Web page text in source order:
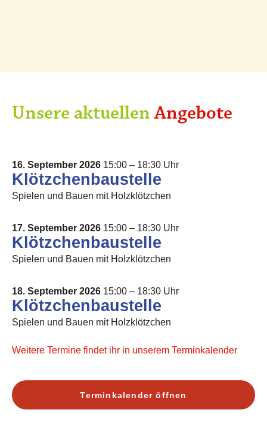
Unsere aktuellen Angebote
16. September 2026 15:00 – 18:30 Uhr
Klötzchenbaustelle
Spielen und Bauen mit Holzklötzchen
17. September 2026 15:00 – 18:30 Uhr
Klötzchenbaustelle
Spielen und Bauen mit Holzklötzchen
18. September 2026 15:00 – 18:30 Uhr
Klötzchenbaustelle
Spielen und Bauen mit Holzklötzchen
Weitere Termine findet ihr in unserem Terminkalender
Terminkalender öffnen